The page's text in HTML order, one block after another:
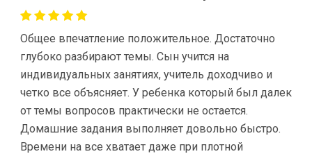
Общее впечатление положительное. Достаточно
глубоко разбирают темы. Сын учится на
индивидуальных занятиях, учитель доходчиво и
четко все объясняет. У ребенка который был далек
от темы вопросов практически не остается.
Домашние задания выполняет довольно быстро.
Времени на все хватает даже при плотной